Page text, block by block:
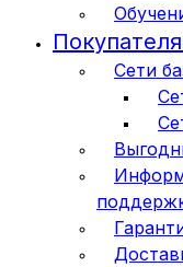
Сети